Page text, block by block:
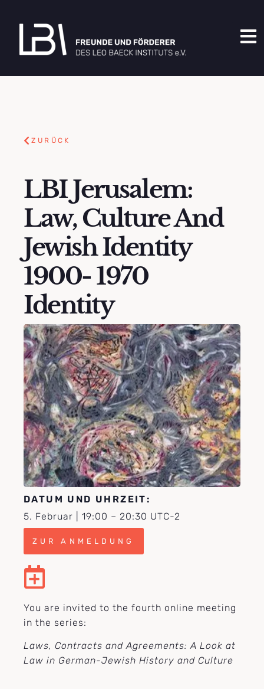
ZURÜCK
LBI Jerusalem:
Law, Culture And
Jewish Identity
1900- 1970
Identity
DATUM UND UHRZEIT:
5. Februar
19:00 – 20:30 UTC-2
ZUR ANMELDUNG
You are invited to the fourth online meeting
in the series:
Laws, Contracts and Agreements: A Look at
Law in German-Jewish History and Culture